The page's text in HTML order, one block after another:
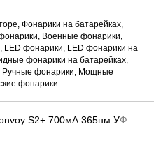
Фонарики на батарейках,
Военные фонарики,
LED фонарики, LED фонарики на
фонарики на батарейках,
Ручные фонарики, Мощные
фонарики